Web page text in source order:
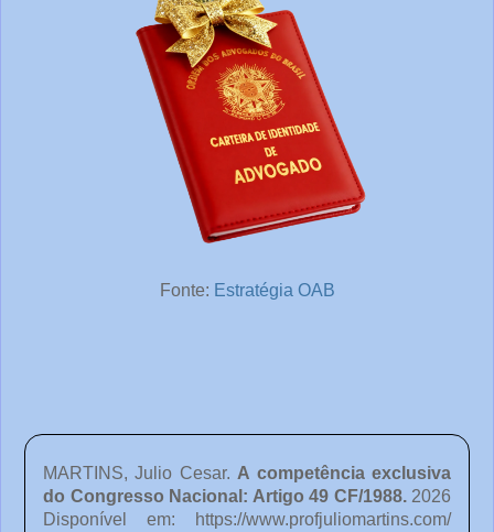
Fonte: Estratégia OAB
MARTINS, Julio Cesar.A competência exclusiva
do Congresso Nacional: Artigo 49 CF/1988. 2026
Disponível em:
https://www.profjuliomartins.com/